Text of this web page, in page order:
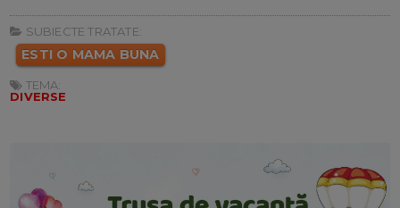
SUBIECTE TRATATE:
ESTI O MAMA BUNA
TEMA:
DIVERSE